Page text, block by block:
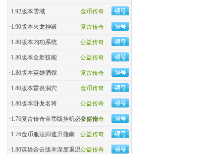
金币传奇
·1.92版本雪域
复古传奇
·1.90版本火龙神殿
公益传奇
·1.80版本内功系统
公益传奇
·1.80版本全新技能
复古传奇
·1.80版本英雄酒馆
金币传奇
·1.80版本雷炎洞穴
公益传奇
·1.80版本卧龙名将
公益传奇
·1.76复古传奇金币版挂机必备指南
公益传奇
·1.76金币服法师速升指南
公益传奇
·1.80英雄合击版本深度重温